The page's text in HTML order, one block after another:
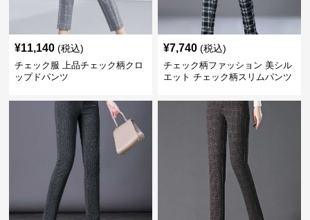
¥11,140 (税込)
チェック服 上品チェック柄クロ
ップドパンツ
¥7,740 (税込)
チェック柄ファッション 美シル
エット チェック柄スリムパンツ